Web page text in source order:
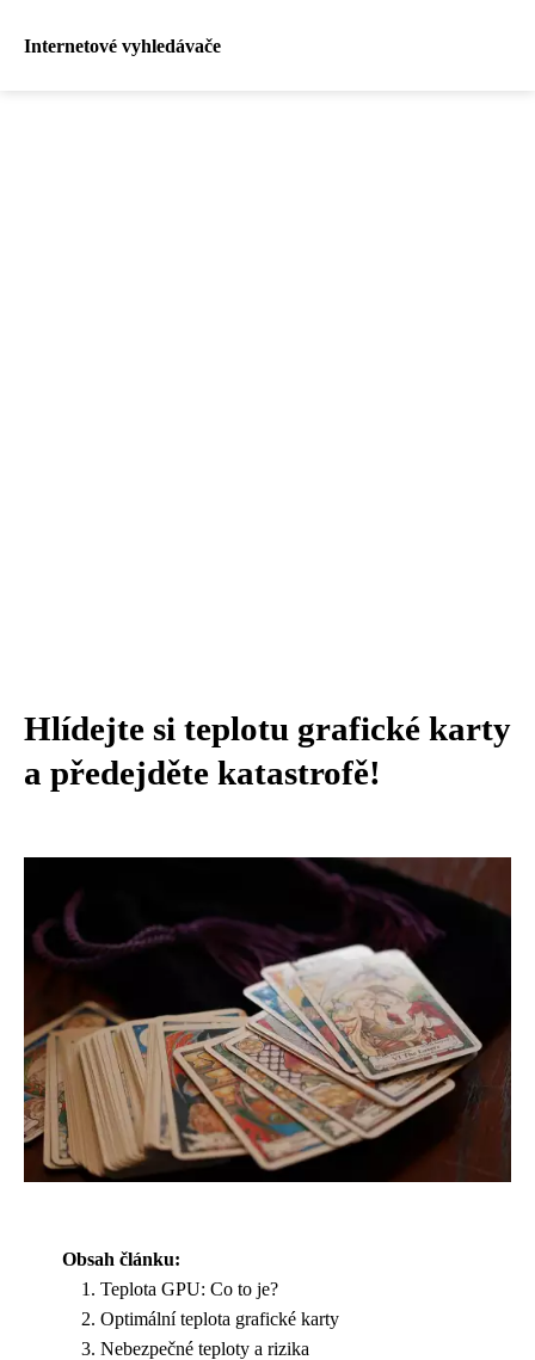
Internetové vyhledávače
Hlídejte si teplotu grafické karty
a předejděte katastrofě!
Obsah článku:
Teplota GPU: Co to je?
Optimální teplota grafické karty
Nebezpečné teploty a rizika